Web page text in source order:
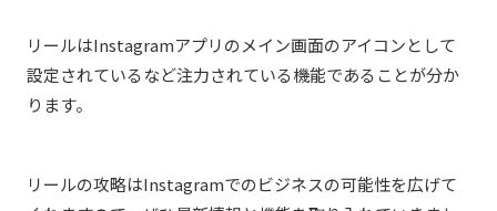
リールはInstagramアプリのメイン画面のアイコンとして
設定されているなど注力されている機能であることが分か
ります。
リールの攻略はInstagramでのビジネスの可能性を広げて